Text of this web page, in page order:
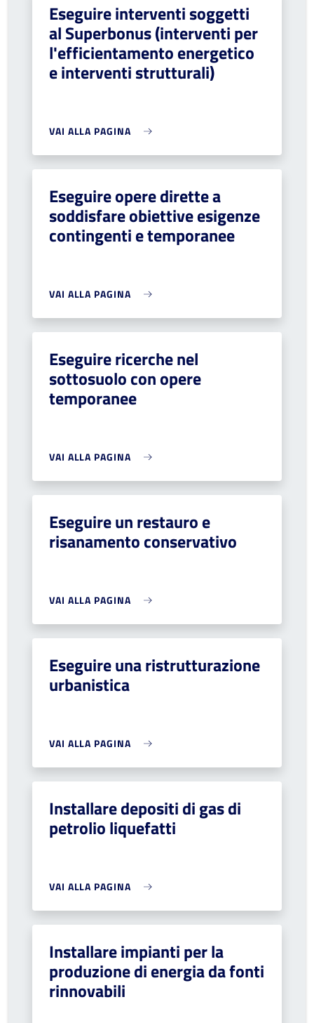
Eseguire interventi soggetti
al Superbonus (interventi per
l'efficientamento energetico
e interventi strutturali)
VAI ALLA PAGINA
Eseguire opere dirette a
soddisfare obiettive esigenze
contingenti e temporanee
VAI ALLA PAGINA
Eseguire ricerche nel
sottosuolo con opere
temporanee
VAI ALLA PAGINA
Eseguire un restauro e
risanamento conservativo
VAI ALLA PAGINA
Eseguire una ristrutturazione
urbanistica
VAI ALLA PAGINA
Installare depositi di gas di
petrolio liquefatti
VAI ALLA PAGINA
Installare impianti per la
produzione di energia da fonti
rinnovabili